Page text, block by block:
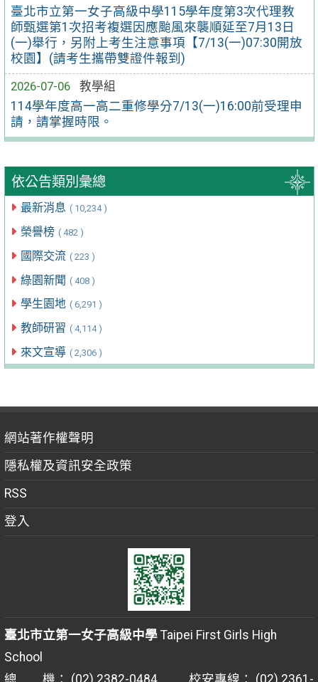
臺北市立第一女子高級中學115學年度第3次代理教
師甄選第1次招考複選因應颱風來襲順延至7月13日
(一)舉行，另附上考生注意事項【7/13(一)07:30開放
校園】(請考生攜帶雙證件報到)
2026-07-06
教學組
114學年度高一高二重修學分7/13(一)16:00前受理申
請，請掌握時限。
依公告類別彙總
最新消息 ( 10,234 )
榮譽榜 ( 482 )
國際交流 ( 223 )
綠園新聞 ( 408 )
學生園地 ( 6,291 )
教師研習 ( 4,114 )
來文宣導 ( 2,306 )
網站著作權聲明
隱私權及資訊安全政策
RSS
登入
臺北市立第一女子高級中學Taipei First Girls High
School
總 機： (02) 2382-0484 校安專線： (02) 2361-